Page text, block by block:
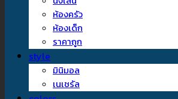
ห้องครัว
ห้องเด็ก
ราคาถูก
style
มินิมอล
เนเชรัล